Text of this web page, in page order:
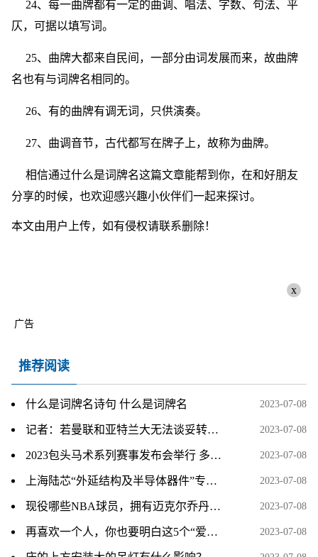
24、每一曲牌都有一定的曲调、唱法、字数、句法、平
仄，可据以填写词。
25、曲牌大都来自民间，一部分由词发展而来，故曲牌
名也有与词牌名相同的。
26、有的曲牌有调无词，只供演奏。
27、曲调音节，古代都写在牌子上，故称为曲牌。
相信通过什么是词牌名这篇文章能帮到你，在和好朋友
分享的时候，也欢迎感兴趣小伙伴们一起来探讨。
本文由用户上传，如有侵权请联系删除！
x
广告
推荐阅读
什么是词牌名诗句 什么是词牌名 2023-07-08
记者：若曼联和亚特兰大无法谈妥转会，霍伊伦德将递交转会申请 2023-07-08
2023包头马术系列赛事发布会举行 多项赛事将开启 2023-07-08
上海陆芯“外延结构及半导体器件”专利获授权 2023-07-08
现役哪些NBA球员，拥有迈克尔乔丹和科比的心态 2023-07-08
再喜欢一个人，你也要明白这5个“爱情真相” 2023-07-08